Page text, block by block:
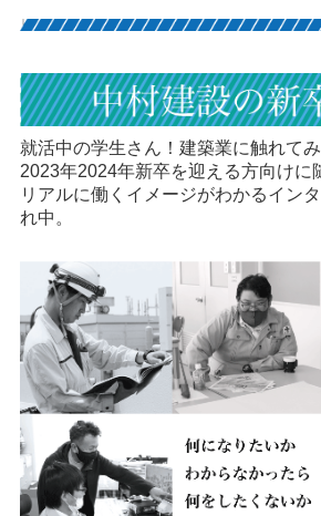
就活中の学生さん！建築業に触れて
2023年2024年新卒を迎える方向けに
リアルに働くイメージがわかるイン
れ中。